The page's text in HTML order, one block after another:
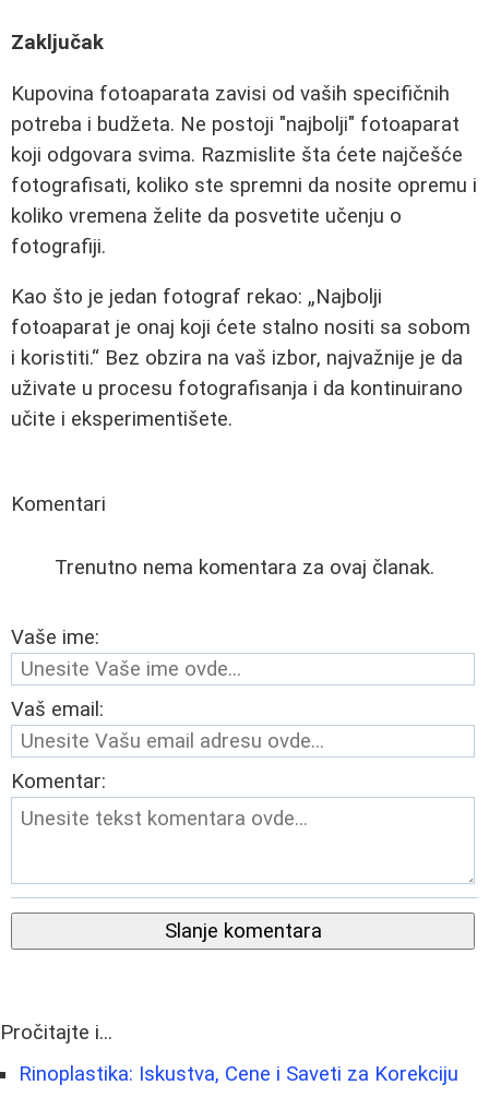
Zaključak
Kupovina fotoaparata zavisi od vaših specifičnih
potreba i budžeta. Ne postoji "najbolji" fotoaparat
koji odgovara svima. Razmislite šta ćete najčešće
fotografisati, koliko ste spremni da nosite opremu i
koliko vremena želite da posvetite učenju o
fotografiji.
Kao što je jedan fotograf rekao:
Najbolji
fotoaparat je onaj koji ćete stalno nositi sa sobom
i koristiti.
Bez obzira na vaš izbor, najvažnije je da
uživate u procesu fotografisanja i da kontinuirano
učite i eksperimentišete.
Komentari
Trenutno nema komentara za ovaj članak.
Vaše ime:
Vaš email:
Komentar:
Slanje komentara
Pročitajte i...
Rinoplastika: Iskustva, Cene i Saveti za Korekciju